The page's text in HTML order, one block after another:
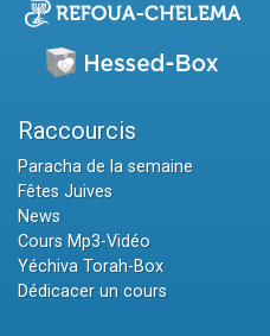
Raccourcis
Paracha de la semaine
Fêtes Juives
News
Cours Mp3-Vidéo
Yéchiva Torah-Box
Dédicacer un cours